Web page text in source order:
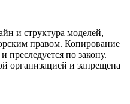
и структура моделей,
правом. Копирование
по закону.
организацией и запрещена